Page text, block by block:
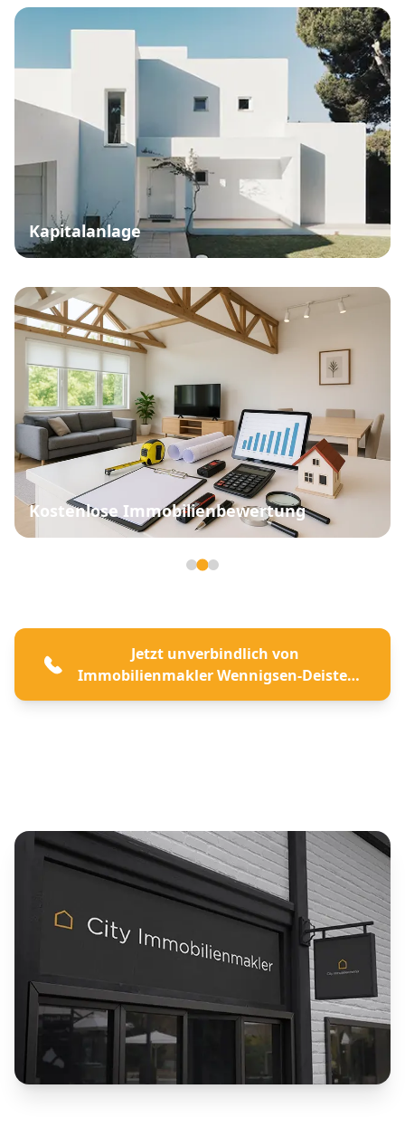
Kapitalanlage
Kostenlose Immobilienbewertung
Jetzt unverbindlich von
Immobilienmakler Wennigsen-Deister
beraten lassen